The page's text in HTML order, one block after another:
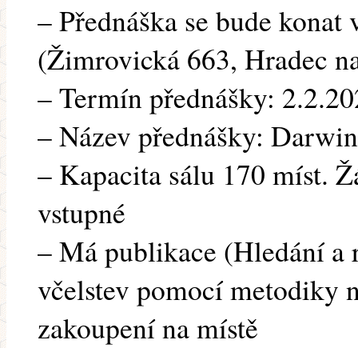
– Přednáška se bude
(Žimrovická 663, Hradec
– Termín přednášky:
– Název přednášky:
– Kapacita sálu 170 míst.
vstupné
– Má publikace (Hledání a
včelstev pomocí metodiky
zakoupení na místě